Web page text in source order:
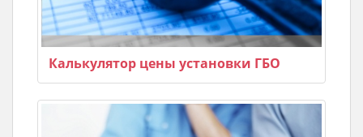
Калькулятор цены установки ГБО